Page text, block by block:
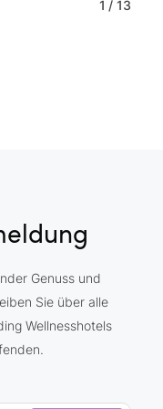
1 / 13
Genuss und
Sie über alle
Wellnesshotels